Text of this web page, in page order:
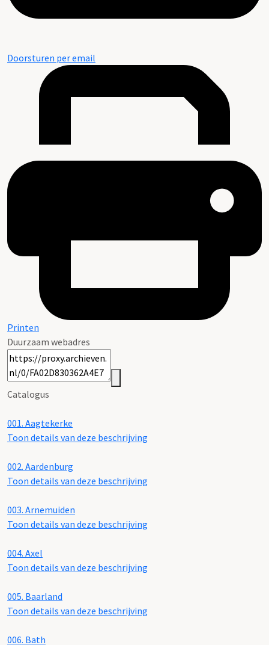
Doorsturen per email
Printen
Duurzaam webadres
Catalogus
001. Aagtekerke
Toon details van deze beschrijving
002. Aardenburg
Toon details van deze beschrijving
003. Arnemuiden
Toon details van deze beschrijving
004. Axel
Toon details van deze beschrijving
005. Baarland
Toon details van deze beschrijving
006. Bath